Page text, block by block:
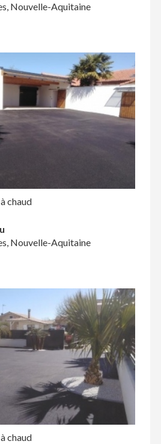
Nouvelle-Aquitaine
chaud
Nouvelle-Aquitaine
chaud